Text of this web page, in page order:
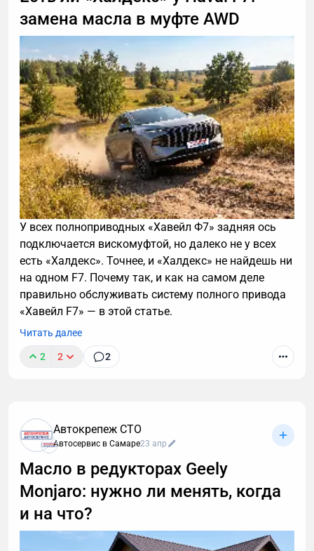
замена масла в муфте AWD
У всех полноприводных «Хавейл Ф7» задняя ось
подключается вискомуфтой, но далеко не у всех
есть «Халдекс». Точнее, и «Халдекс» не найдешь ни
на одном F7. Почему так, и как на самом деле
правильно обслуживать систему полного привода
«Хавейл F7» — в этой статье.
Читать далее
2 2 2
Автокрепеж СТО
Автосервис в Самаре23 апр
Масло в редукторах Geely
Monjaro: нужно ли менять, когда
и на что?